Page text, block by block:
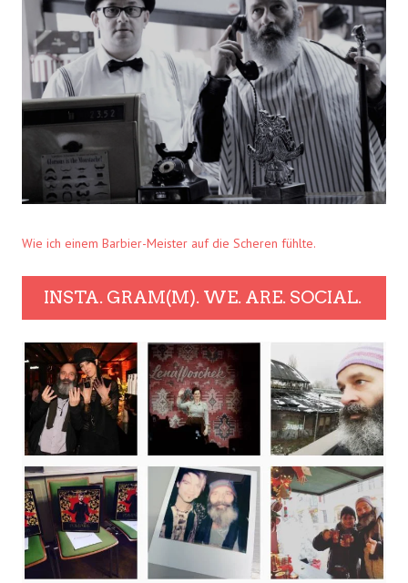
Wie ich einem Barbier-Meister auf die Scheren fühlte.
INSTA. GRAM(M). WE. ARE. SOCIAL.